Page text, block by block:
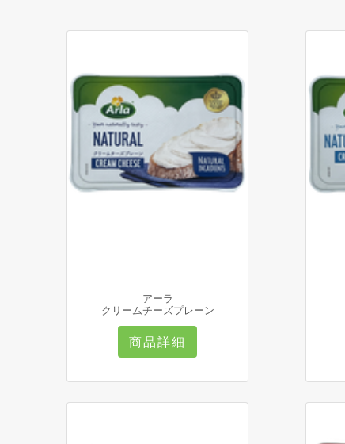
アーラ
クリームチーズプレーン
商品詳細